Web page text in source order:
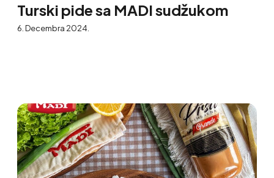
Turski pide sa MADI sudžukom
6. Decembra 2024.